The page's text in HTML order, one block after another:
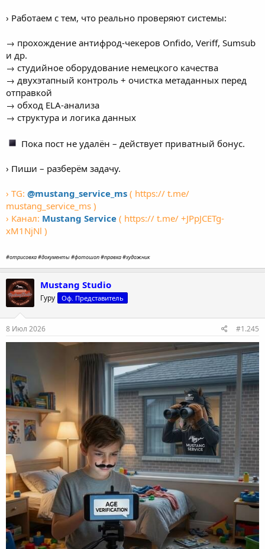
› Работаем с тем, что реально проверяют системы:
→ прохождение антифрод-чекеров Onfido, Veriff, Sumsub
и др.
→ студийное оборудование немецкого качества
→ двухэтапный контроль + очистка метаданных перед
отправкой
→ обход ELA-анализа
→ структура и логика данных
Пока пост не удалён – действует приватный бонус.
› Пиши – разберём задачу.
› TG: @mustang_service_ms ( https:// t.me/
mustang_service_ms )
› Канал: Mustang Service ( https:// t.me/ +JPpJCETg-
xM1NjNl )
#отрисовка #документы #фотошоп #правка #художник
Mustang Studio
Гуру Оф. Представитель
8 Июл 2026 #1.245